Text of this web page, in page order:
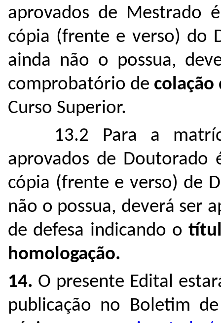
aprovados de Mestrado
cópia (frente e verso) do
ainda não o possua,
comprobatório de
Curso Superior.
13.2 Para a
aprovados de Doutorado
cópia (frente e verso) de
não o possua, deverá ser
de defesa indicando o
homologação.
14. O presente Edital
publicação no Boletim